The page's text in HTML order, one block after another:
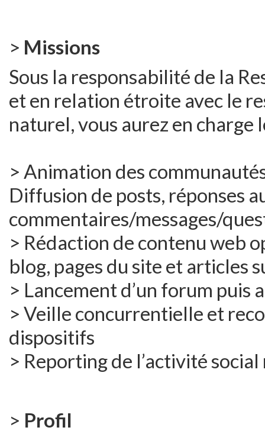
> Missions
Sous la responsabilité de la
et en relation étroite avec le
naturel, vous aurez en charge
> Animation des
Diffusion de posts, réponses
commentaires/messages/
> Rédaction de contenu web
blog, pages du site et articles
> Lancement d’un forum
> Veille concurrentielle et
dispositifs
> Reporting de l’activité
> Profil